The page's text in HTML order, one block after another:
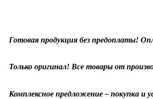
Готовая продукция без предоплаты!
Только оригинал! Все товары от
Комплексное предложение – покупка и